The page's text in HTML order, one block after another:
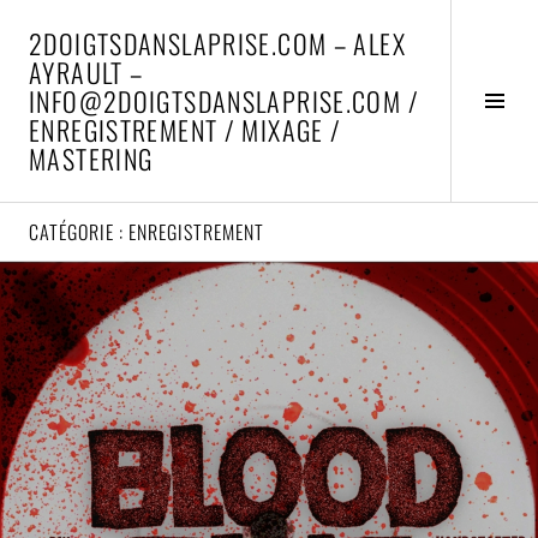
contenu
principal
2DOIGTSDANSLAPRISE.COM – ALEX
AYRAULT –
INFO@2DOIGTSDANSLAPRISE.COM /
ENREGISTREMENT / MIXAGE /
MASTERING
CATÉGORIE : ENREGISTREMENT
Lire
la
suite
→